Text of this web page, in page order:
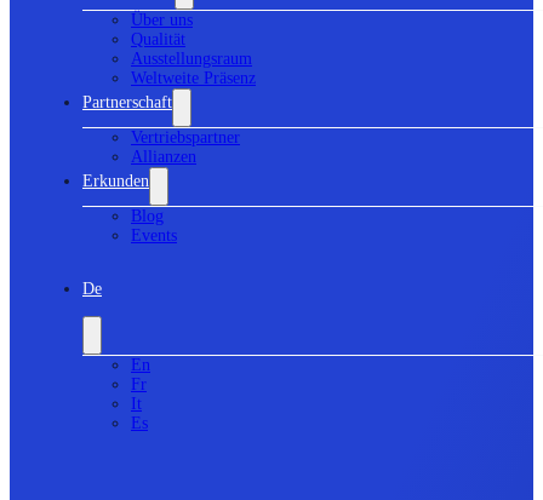
Über uns
Qualität
Ausstellungsraum
Weltweite Präsenz
Partnerschaft
Vertriebspartner
Allianzen
Erkunden
Blog
Events
De
En
Fr
It
Es